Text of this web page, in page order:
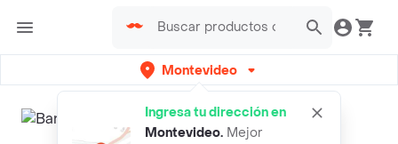
Montevideo
Ingresa tu dirección en
Montevideo. Mejor